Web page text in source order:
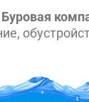
Буровая